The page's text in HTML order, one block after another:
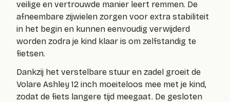
veilige en vertrouwde manier leert remmen. De
afneembare zijwielen zorgen voor extra stabiliteit
in het begin en kunnen eenvoudig verwijderd
worden zodra je kind klaar is om zelfstandig te
fietsen.
Dankzij het verstelbare stuur en zadel groeit de
Volare Ashley 12 inch moeiteloos mee met je kind,
zodat de fiets langere tijd meegaat. De gesloten